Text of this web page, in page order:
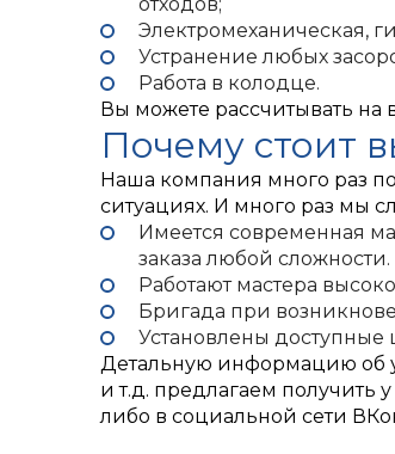
Электромеханическая,
Устранение любых
Работа в колодце.
Вы можете рассчитывать
Почему стоит
Наша компания много раз
ситуациях. И много раз мы
Имеется современная
заказа любой сложности.
Работают мастера
Бригада при
Установлены доступные
Детальную информацию об
и т.д. предлагаем получить
либо в социальной сети